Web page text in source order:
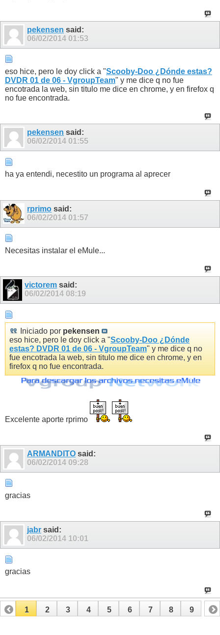
pekensen said:
06/02/2014 01:53
eso hice, pero le doy click a "Scooby-Doo ¿Dónde estas?
DVDR 01 de 06 - VgroupTeam" y me dice q no fue
encotrada la web, sin titulo me dice en chrome, y en firefox q
no fue encontrada.
pekensen said:
06/02/2014 01:55
ha ya entendi, necestito un programa al aprecer
rprimo said:
06/02/2014 01:57
Necesitas instalar el eMule...
victorem said:
06/02/2014 08:19
Iniciado por pekensen
eso hice, pero le doy click a "Scooby-Doo ¿Dónde
estas? DVDR 01 de 06 - VgroupTeam" y me dice q no
fue encotrada la web, sin titulo me dice en chrome, y en
firefox q no fue encontrada.
Excelente aporte rprimo
ARMANDITO said:
06/02/2014 09:28
gracias
jabr said:
06/02/2014 10:01
gracias
1 2 3 4 5 6 7 8 9